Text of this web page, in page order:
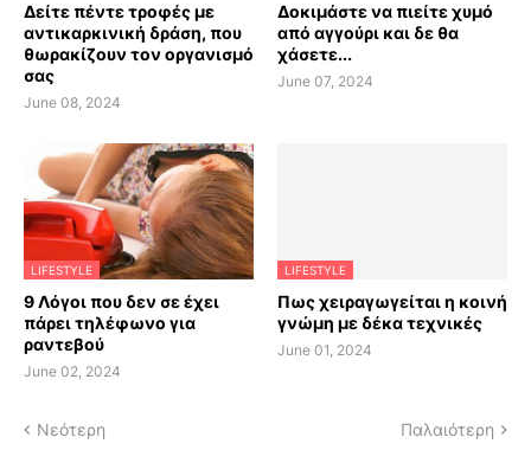
Δείτε πέντε τροφές με
αντικαρκινική δράση, που
θωρακίζουν τον οργανισμό
σας
June 08, 2024
Δοκιμάστε να πιείτε χυμό
από αγγούρι και δε θα
χάσετε...
June 07, 2024
LIFESTYLE
9 Λόγοι που δεν σε έχει
πάρει τηλέφωνο για
ραντεβού
June 02, 2024
LIFESTYLE
Πως χειραγωγείται η κοινή
γνώμη με δέκα τεχνικές
June 01, 2024
Νεότερη Παλαιότερη